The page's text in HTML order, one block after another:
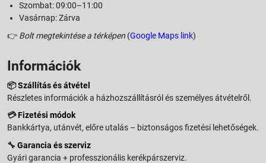
Szombat: 09:00–11:00
Vasárnap: Zárva
👉 Bolt megtekintése a térképen (Google Maps link)
Információk
📦Szállítás és átvétel
Részletes információk a házhozszállításról és személyes átvételről.
💳Fizetési módok
Bankkártya, utánvét, előre utalás – biztonságos fizetési lehetőségek.
🔧 Garancia és szerviz
Gyári garancia + professzionális kerékpárszerviz.